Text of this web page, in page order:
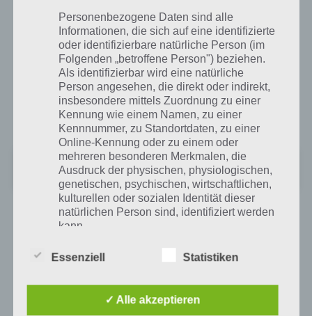
Links für euch.
Chicken Boy für Android bei Google Play
Mit 4,8 Sternen wird Chicken Boy bei Google Play bewertet. Auch wir
sind begeistert von der Spiele App. Für die Installation wird
mindestens Android 2.1 benötigt. Hier gehts zu Google Play:
Chicken Boy
Preis:Kostenlos +
App für iPhone und iPad im iTunes App Store
Auch im iTunes App Store wird Chicken Boy entsprechend gut
auch für den größeren Bildschirm ab iPhone 5 und iPod Touch 5G
unterstützt wird. Es handelt sich hierbei um eine Version für iPhone,
iPad und iPod Touch. Hier gehts zum iTunes App Store:
Personenbezogene Daten sind alle
Informationen, die sich auf eine identifizierte
oder identifizierbare natürliche Person (im
Folgenden „betroffene Person") beziehen.
Als identifizierbar wird eine natürliche
Person angesehen, die direkt oder indirekt,
insbesondere mittels Zuordnung zu einer
Kennung wie einem Namen, zu einer
Kennnummer, zu Standortdaten, zu einer
Online-Kennung oder zu einem oder
mehreren besonderen Merkmalen, die
Ausdruck der physischen, physiologischen,
genetischen, psychischen, wirtschaftlichen,
kulturellen oder sozialen Identität dieser
natürlichen Person sind, identifiziert werden
kann.
Betroffene Person ist jede identifizierte oder
Essenziell Statistiken
✓ Alle akzeptieren